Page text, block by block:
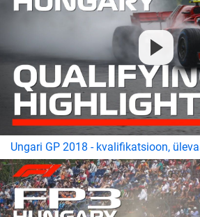
Ungari GP 2018 - kvalifikatsioon,